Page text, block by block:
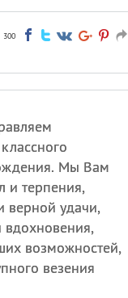
300
Мы Вам
и терпения,
верной удачи,
вдохновения,
возможностей,
везения